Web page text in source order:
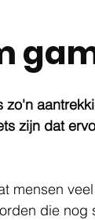
zijn dat
mensen
die